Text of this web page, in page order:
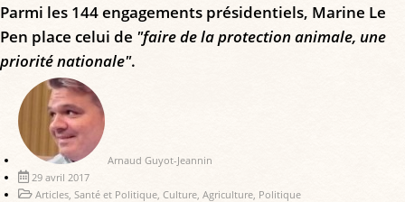
Parmi les 144 engagements présidentiels, Marine Le
Pen place celui de "faire de la protection animale, une
priorité nationale".
Arnaud Guyot-Jeannin
29 avril 2017
Articles Santé et Politique Culture Agriculture Politique